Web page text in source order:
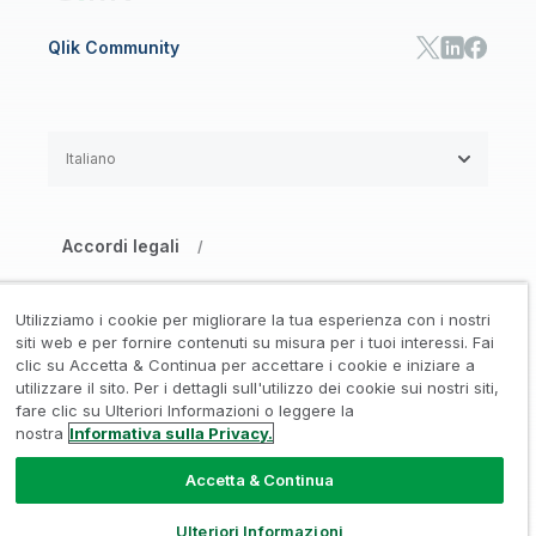
Qlik Community
Accordi legali /
Marchi registrati / Affidabilità /
Condizioni d’uso /
Non condividere le mie informazioni
© 1993-2026 QlikTech International
AB, Tutti i diritti riservati
Italiano
Utilizziamo i cookie per migliorare la tua esperienza con i nostri
siti web e per fornire contenuti su misura per i tuoi interessi. Fai
clic su Accetta & Continua per accettare i cookie e iniziare a
utilizzare il sito. Per i dettagli sull'utilizzo dei cookie sui nostri siti,
fare clic su Ulteriori Informazioni o leggere la
nostra Informativa sulla Privacy.
Accetta & Continua
Ulteriori Informazioni